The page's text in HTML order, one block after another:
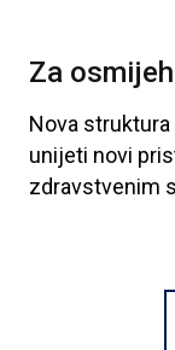
Za
Nova struktura
unijeti novi
zdravstvenim